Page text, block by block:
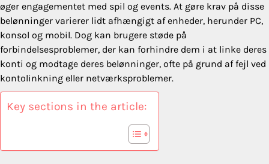
øger engagementet med spil og events. At gøre krav på disse
belønninger varierer lidt afhængigt af enheder, herunder PC,
konsol og mobil. Dog kan brugere støde på
forbindelsesproblemer, der kan forhindre dem i at linke deres
konti og modtage deres belønninger, ofte på grund af fejl ved
kontolinkning eller netværksproblemer.
Key sections in the article: